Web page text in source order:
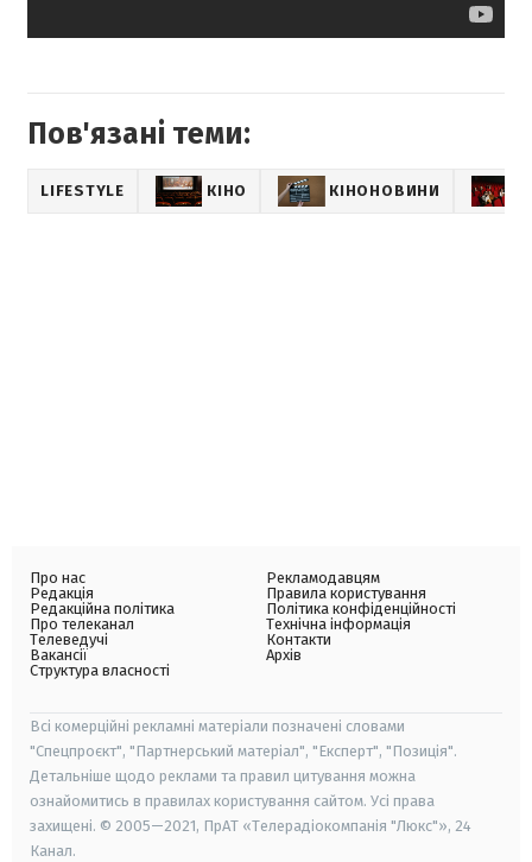
Пов'язані теми:
LIFESTYLE КІНО КІНОНОВИНИ
Про нас
Редакція
Редакційна політика
Про телеканал
Телеведучі
Вакансії
Структура власності
Рекламодавцям
Правила користування
Політика конфіденційності
Технічна інформація
Контакти
Архів
Всі комерційні рекламні матеріали позначені словами
"Спецпроєкт", "Партнерський матеріал", "Експерт", "Позиція".
Детальніше щодо реклами та правил цитування можна
ознайомитись в правилах користування сайтом. Усі права
захищені. © 2005—2021, ПрАТ «Телерадіокомпанія "Люкс"», 24
Канал.